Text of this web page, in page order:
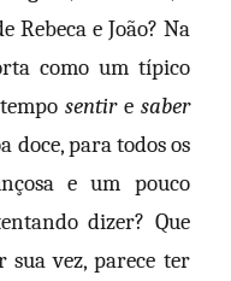
Rebeca e João? Na
como um típico
sentir e saber
doce, para todos os
e um pouco
dizer? Que
sua vez, parece ter